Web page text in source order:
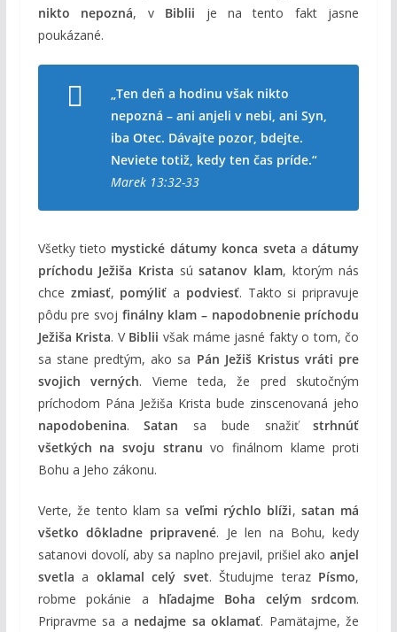
nikto nepozná, v Biblii je na tento fakt jasne
poukázané.
„Ten deň a hodinu však nikto
nepozná – ani anjeli v nebi, ani Syn,
iba Otec. Dávajte pozor, bdejte.
Neviete totiž, kedy ten čas príde.“
Marek 13:32-33
Všetky tieto mystické dátumy konca sveta adátumy
príchodu Ježiša Krista súsatanov klam, ktorým nás
chce zmiasť, pomýliť a podviesť. Takto si pripravuje
pôdu pre svoj finálny klam – napodobnenie príchodu
Ježiša Krista. V Biblii však máme jasné fakty o tom, čo
sa stane predtým, ako sa Pán Ježiš Kristus vráti pre
svojich verných. Vieme teda, že pred skutočným
príchodom Pána Ježiša Krista bude zinscenovaná jeho
napodobenina.Satan sa bude snažiťstrhnúť
všetkých na svoju stranu vo finálnom klame proti
Bohu a Jeho zákonu.
Verte, že tento klam sa veľmi rýchlo blíži, satan má
všetko dôkladne pripravené. Je len na Bohu, kedy
satanovi dovolí, aby sa naplno prejavil, prišiel akoanjel
svetla a oklamal celý svet. Študujme teraz Písmo,
robme pokánie a hľadajme Boha celým srdcom.
Pripravme sa a nedajme sa oklamať. Pamätajme, že